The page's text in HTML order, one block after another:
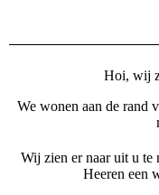
Hoi, wij
We wonen aan de rand
Wij zien er naar uit u te
Heeren een